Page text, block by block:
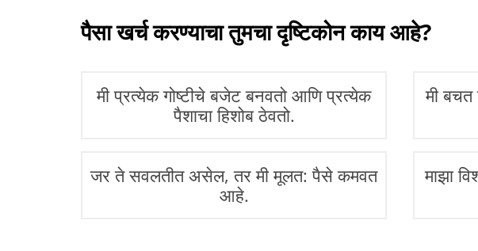
पैसा खर्च करण्याचा तुमचा दृष्टिकोन काय आहे?
मी प्रत्येक गोष्टीचे बजेट बनवतो आणि प्रत्येक
पैशाचा हिशोब ठेवतो.
मी
जर ते सवलतीत असेल, तर मी मूलत: पैसे कमवत
आहे.
माझा